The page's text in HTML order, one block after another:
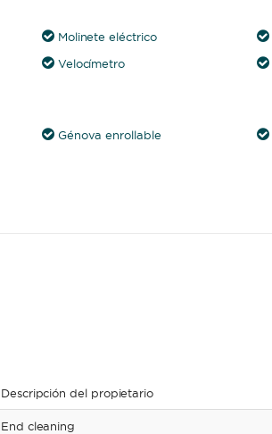
Molinete eléctrico
Velocímetro
Génova enrollable
Descripción del propietario
End cleaning